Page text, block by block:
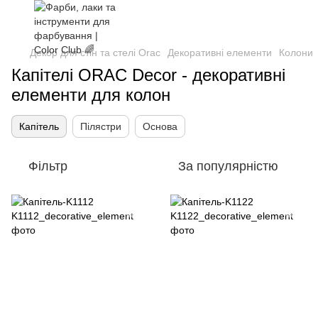
Декор для стін та стелі Orac Декоративні елементи Колони
Капітелі ORAC Decor - декоративні
елементи для колон
Капітель Пілястри Основа
Фільтр За популярністю